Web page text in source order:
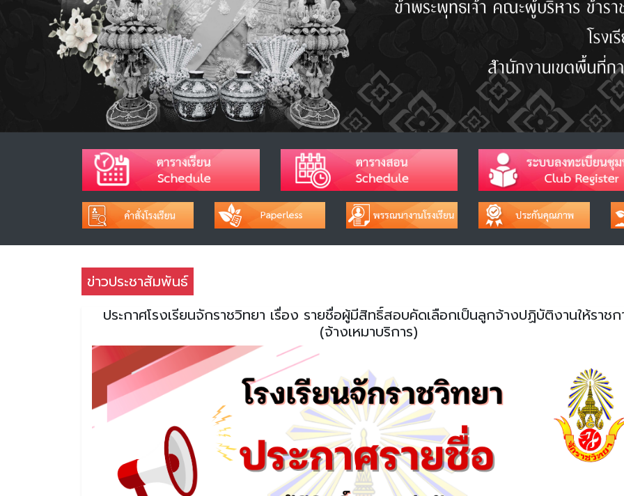
ข่าวประชาสัมพันธ์
ประกาศโรงเรียนจักราชวิทยา เรื่อง รายชื่อผู้มีสิทธิ์สอบคัดเลือกเป็นลูกจ้างปฏิบัติงานให้ราชก
(จ้างเหมาบริการ)